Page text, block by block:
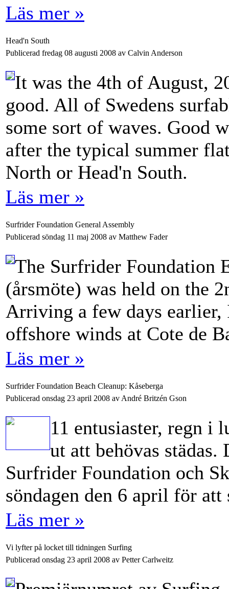
Läs mer »
Head'n South
Publicerad fredag 08 augusti 2008 av Calvin Anderson
It was the 4th of August,
good. All of Swedens
some sort of waves. Good
after the typical summer
North or Head'n South.
Läs mer »
Surfrider Foundation General Assembly
Publicerad söndag 11 maj 2008 av Matthew Fader
The Surfrider Foundation
(årsmöte) was held on the
Arriving a few days
offshore winds at Cote de
Läs mer »
Surfrider Foundation Beach Cleanup: Kåseberga
Publicerad onsdag 23 april 2008 av André Britzén Gson
11 entusiaster, regn i
ut att behövas städas.
Surfrider Foundation och
söndagen den 6 april för att
Läs mer »
Vi lyfter på locket till tidningen Surfing
Publicerad onsdag 23 april 2008 av Petter Carlweitz